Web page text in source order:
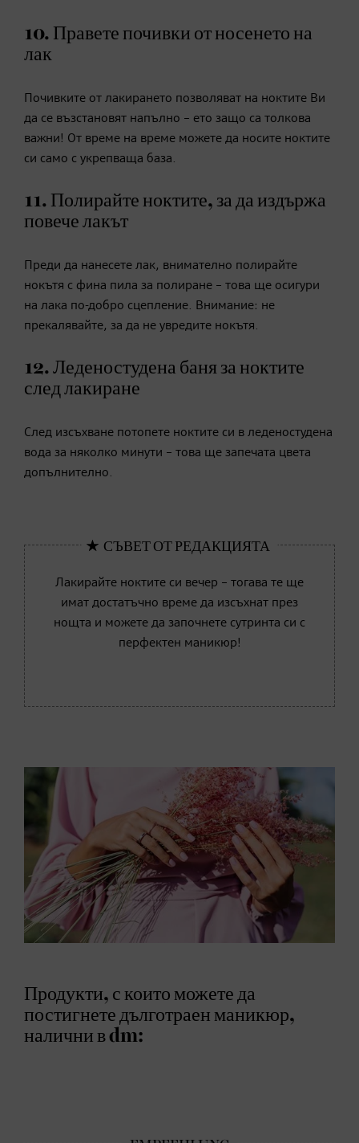
10. Правете почивки от носенето на
лак
Почивките от лакирането позволяват на ноктите Ви
да се възстановят напълно – ето защо са толкова
важни! От време на време можете да носите ноктите
си само с укрепваща база.
11. Полирайте ноктите, за да издържа
повече лакът
Преди да нанесете лак, внимателно полирайте
нокътя с фина пила за полиране – това ще осигури
на лака по-добро сцепление. Внимание: не
прекалявайте, за да не увредите нокътя.
12. Леденостудена баня за ноктите
след лакиране
След изсъхване потопете ноктите си в леденостудена
вода за няколко минути – това ще запечата цвета
допълнително.
Лакирайте ноктите си вечер – тогава те ще
имат достатъчно време да изсъхнат през
нощта и можете да започнете сутринта си с
перфектен маникюр!
Продукти, с които можете да
постигнете дълготраен маникюр,
налични в dm: